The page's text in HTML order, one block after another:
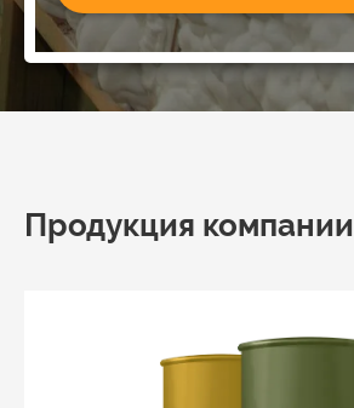
Продукция компании